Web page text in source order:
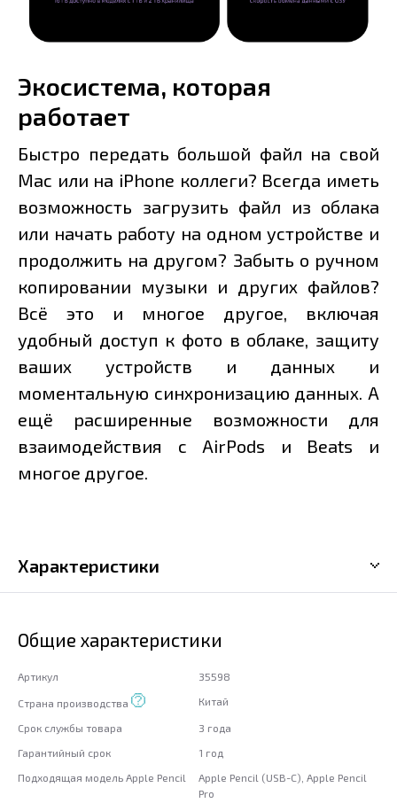
Экосистема, которая
работает
Быстро передать большой файл на свой
Mac или на iPhone коллеги? Всегда иметь
возможность загрузить файл из облака
или начать работу на одном устройстве и
продолжить на другом? Забыть о ручном
копировании музыки и других файлов?
Всё это и многое другое, включая
удобный доступ к фото в облаке, защиту
ваших устройств и данных и
моментальную синхронизацию данных. А
ещё расширенные возможности для
взаимодействия с AirPods и Beats и
многое другое.
Характеристики
Общие характеристики
Артикул 35598
Страна производства Китай
Срок службы товара
3 года
Гарантийный срок
1 год
Подходящая модель Apple Pencil
Apple Pencil (USB-C), Apple Pencil
Pro